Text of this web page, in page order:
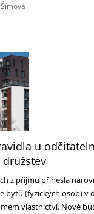
u
z příjmu přinesla
bytů (fyzických osob) v
vlastnictví. Nově